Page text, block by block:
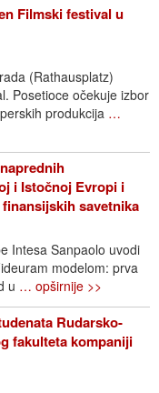
Filmski festival u
(Rathausplatz)
Posetioce očekuje izbor
produkcija …
i Istočnoj Evropi i
savetnika
Intesa Sanpaolo uvodi
modelom: prva
u … opširnije >>
Rudarsko-
fakulteta kompaniji